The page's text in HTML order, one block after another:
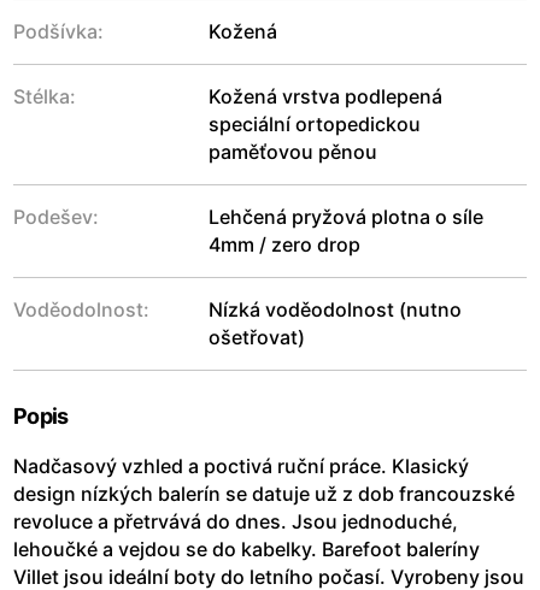
Podšívka: Kožená
Stélka:
Kožená vrstva podlepená
speciální ortopedickou
paměťovou pěnou
Podešev:
Lehčená pryžová plotna o síle
4mm / zero drop
Voděodolnost:
Nízká voděodolnost (nutno
ošetřovat)
Popis
Nadčasový vzhled a poctivá ruční práce. Klasický
design nízkých balerín se datuje už z dob francouzské
revoluce a přetrvává do dnes. Jsou jednoduché,
lehoučké a vejdou se do kabelky. Barefoot baleríny
Villet jsou ideální boty do letního počasí. Vyrobeny jsou